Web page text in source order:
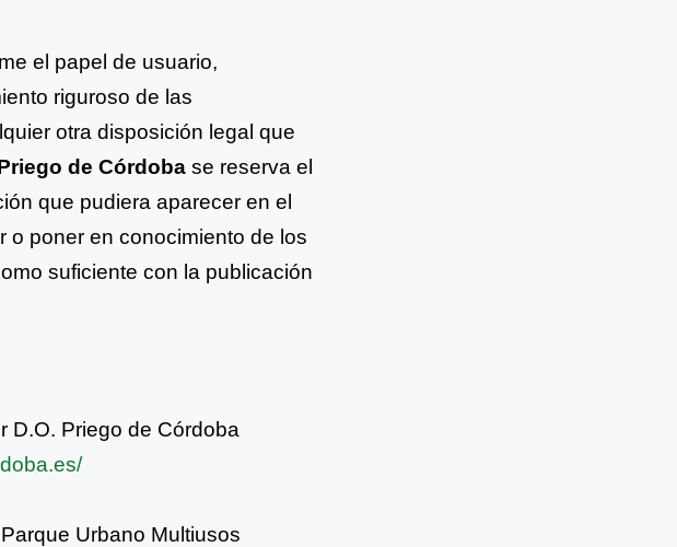
el papel de usuario,
riguroso de las
otra disposición legal que
de Córdoba se reserva el
que pudiera aparecer en el
o poner en conocimiento de los
suficiente con la publicación
D.O. Priego de Córdoba
Urbano Multiusos